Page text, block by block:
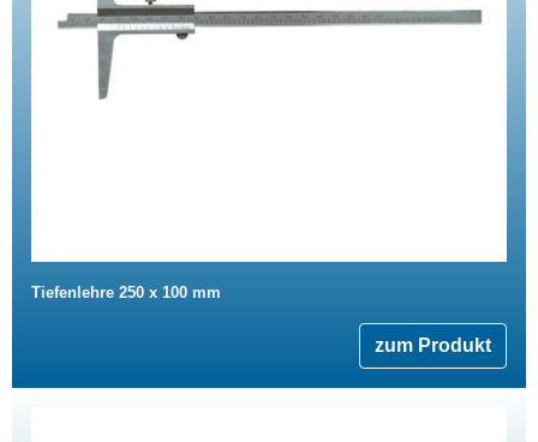
Tiefenlehre 250 x 100 mm
zum Produkt